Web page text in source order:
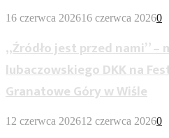
16 czerwca 202616 czerwca 20260
„Źródło jest przed nami”
lubaczowskiego DKK na
Granatowe Góry w Wiśle
12 czerwca 202612 czerwca 20260